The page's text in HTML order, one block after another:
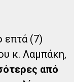
επτά (7)
κ. Λαμπάκη,
από